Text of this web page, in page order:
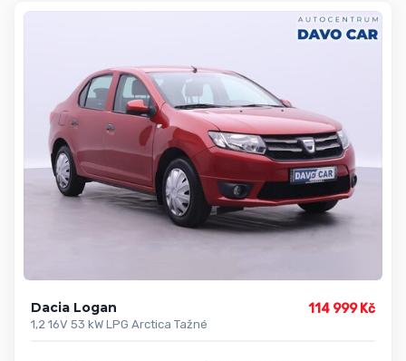
Dacia Logan
1,2 16V 53 kW LPG Arctica Tažné
114 999 Kč